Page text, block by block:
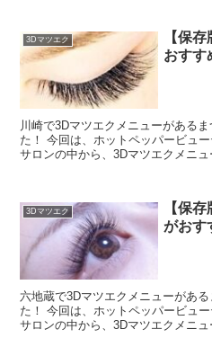
3Dマツエク
【保
おすす
川崎で3Dマツエクメニューがある
た！ 今回は、ホットペッパービュ
サロンの中から、3Dマツエクメニュ
3Dマツエク
【保
がおす
六地蔵で3Dマツエクメニューがあ
た！ 今回は、ホットペッパービュ
サロンの中から、3Dマツエクメニ